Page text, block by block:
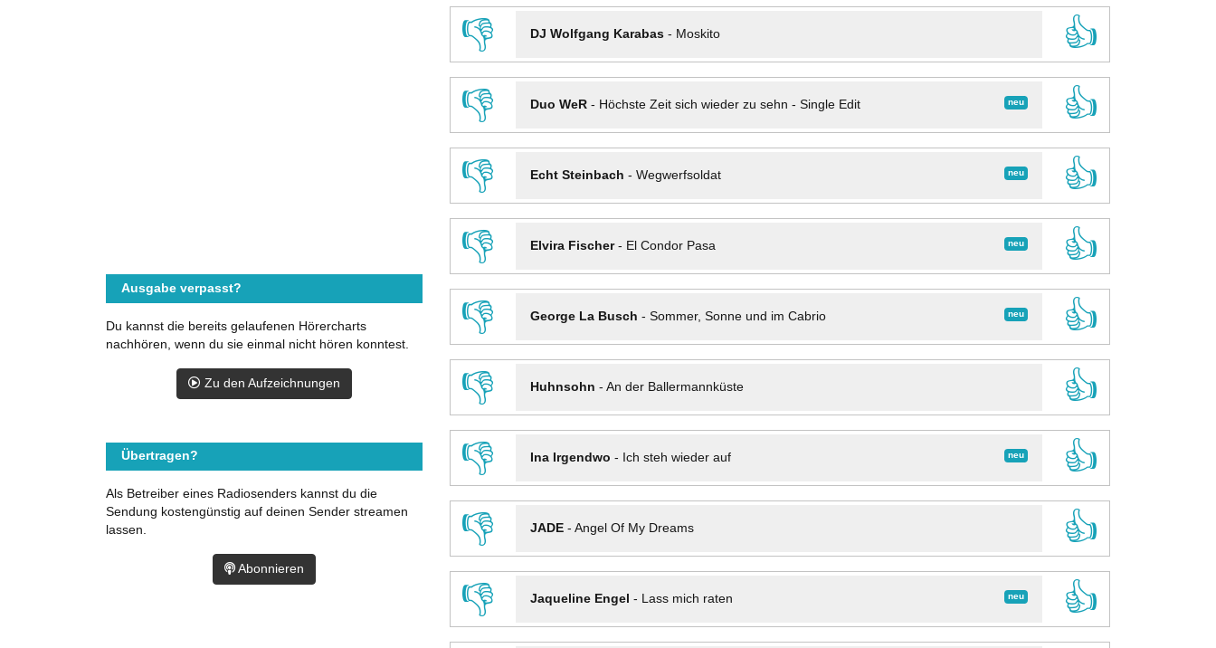
👎
DJ Wolfgang Karabas- Moskito
👍
👎
neu
Duo WeR- Höchste Zeit sich wieder zu sehn - Single Edit
👍
👎
neu
Echt Steinbach - Wegwerfsoldat
👍
👎
neu
Elvira Fischer- El Condor Pasa
👍
👎
neu
George La Busch - Sommer, Sonne und im Cabrio
👍
👎
Huhnsohn - An der Ballermannküste
👍
👎
neu
Ina Irgendwo - Ich steh wieder auf
👍
👎
JADE- Angel Of My Dreams
👍
👎
neu
Jaqueline Engel - Lass mich raten
👍
Ausgabe verpasst?
Du kannst die bereits gelaufenen Hörercharts
nachhören, wenn du sie einmal nicht hören konntest.
Zu den Aufzeichnungen
Übertragen?
Als Betreiber eines Radiosenders kannst du die
Sendung kostengünstig auf deinen Sender streamen
lassen.
Abonnieren